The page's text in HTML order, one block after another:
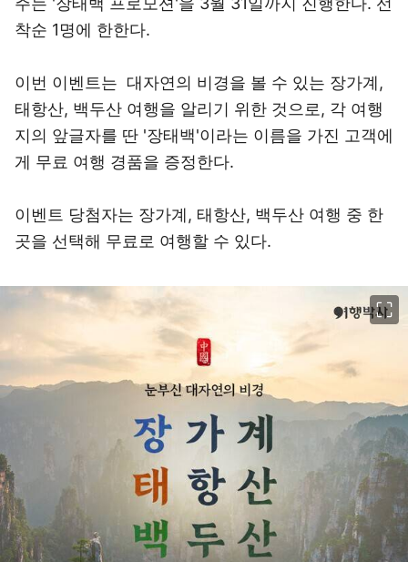
착순 1명에 한한다.
이번 이벤트는 대자연의 비경을 볼 수 있는 장가계,
태항산, 백두산 여행을 알리기 위한 것으로, 각 여행
지의 앞글자를 딴 '장태백'이라는 이름을 가진 고객에
게 무료 여행 경품을 증정한다.
이벤트 당첨자는 장가계, 태항산, 백두산 여행 중 한
곳을 선택해 무료로 여행할 수 있다.